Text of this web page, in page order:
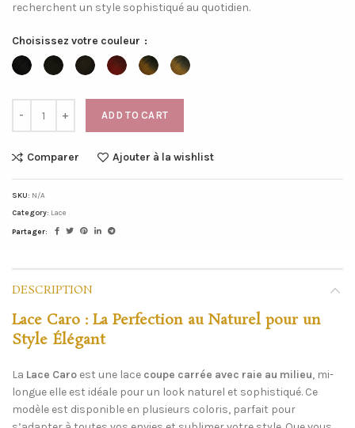
recherchent un style sophistiqué au quotidien.
Choisissez votre couleur
ADD TO CART
Comparer Ajouter à la wishlist
DESCRIPTION
Lace Caro : La Perfection au Naturel pour un
Style Élégant
La Lace Caro est une lace coupe carrée avec raie au milieu, mi-
longue elle est idéale pour un look naturel et sophistiqué. Ce
modèle est disponible en plusieurs coloris, parfait pour